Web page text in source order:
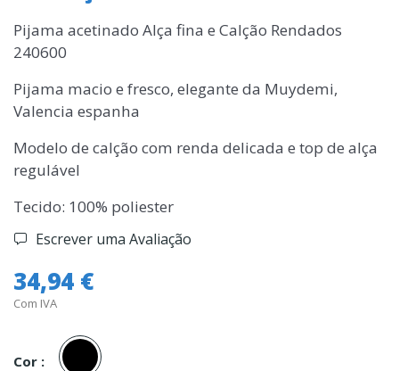
Pijama acetinado Alça fina e Calção Rendados
240600
Pijama macio e fresco, elegante da Muydemi,
Valencia espanha
Modelo de calção com renda delicada e top de alça
regulável
Tecido: 100% poliester
Escrever uma Avaliação
34,94 €
Com IVA
Cor :
Preto